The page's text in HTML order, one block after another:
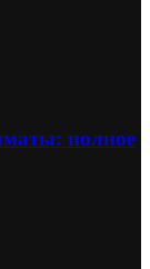
полное